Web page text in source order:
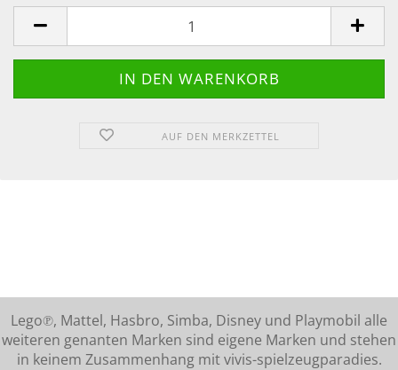
AUF DEN MERKZETTEL
Lego℗, Mattel, Hasbro, Simba, Disney und Playmobil alle
weiteren genanten Marken sind eigene Marken und stehen
in keinem Zusammenhang mit vivis-spielzeugparadies.